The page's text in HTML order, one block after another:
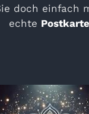
doch einfach
echte Postkarte